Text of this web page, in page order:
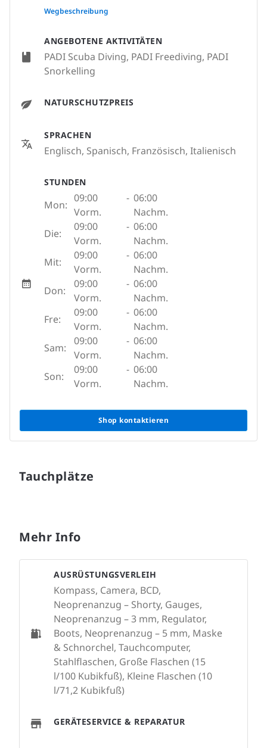
ANGEBOTENE AKTIVITÄTEN
PADI Scuba Diving, PADI Freediving, PADI
Snorkelling
NATURSCHUTZPREIS
SPRACHEN
Englisch, Spanisch, Französisch, Italienisch
STUNDEN
Mon:
09:00
Vorm.
- 06:00
Nachm.
Die:
09:00
Vorm.
- 06:00
Nachm.
Mit:
09:00
Vorm.
- 06:00
Nachm.
Don:
09:00
Vorm.
- 06:00
Nachm.
Fre:
09:00
Vorm.
- 06:00
Nachm.
Sam:
09:00
Vorm.
- 06:00
Nachm.
Son:
09:00
Vorm.
- 06:00
Nachm.
Shop kontaktieren
None
Wegbeschreibung
Tauchplätze
Mehr Info
AUSRÜSTUNGSVERLEIH
Kompass, Camera, BCD,
Neoprenanzug – Shorty, Gauges,
Neoprenanzug – 3 mm, Regulator,
Boots, Neoprenanzug – 5 mm, Maske
& Schnorchel, Tauchcomputer,
Stahlflaschen, Große Flaschen (15
l/100 Kubikfuß), Kleine Flaschen (10
l/71,2 Kubikfuß)
GERÄTESERVICE & REPARATUR